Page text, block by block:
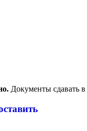
Документы сдавать в